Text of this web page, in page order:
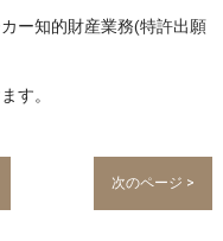
ー知的財産業務(特許出願
す。
次のページ >